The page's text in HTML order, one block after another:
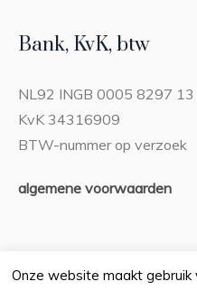
Bank, KvK, btw
NL92 INGB 0005 8297 13
KvK 34316909
BTW-nummer op verzoek
algemene voorwaarden
Onze website maakt